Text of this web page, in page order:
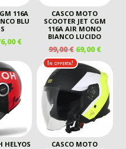
116A
BLU
€.
€IL
PREZZO
ATTUALE
76,00 €.
CASCO MOTO
SCOOTER JET CGM
116A AIR MONO
BIANCO LUCIDO
99,00€ IL
PREZZO
ORIGINALE
ERA:
99,00 €.
69,00€IL
È:
69,00
HELYOS
In offerta!
CASCO MOTO